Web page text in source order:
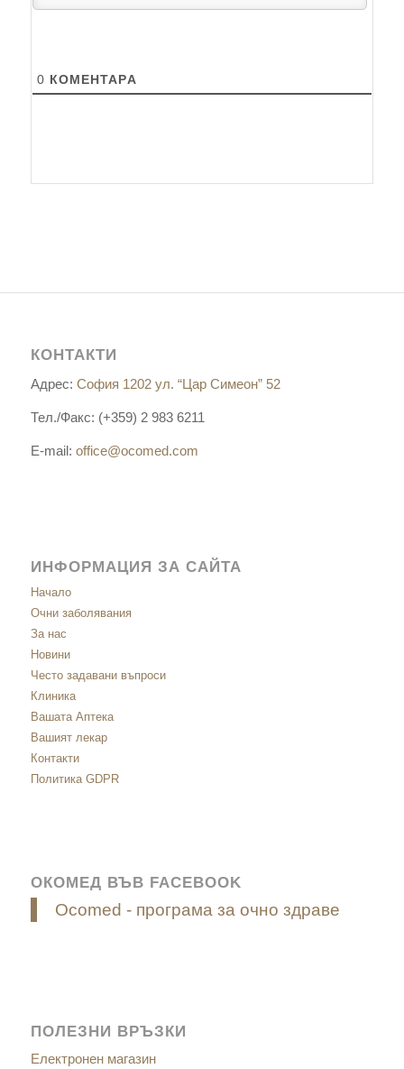
0 КОМЕНТАРA
КОНТАКТИ
Адрес: София 1202 ул. “Цар Симеон” 52
Тел./Факс: (+359) 2 983 6211
E-mail: office@ocomed.com
ИНФОРМАЦИЯ ЗА САЙТА
Начало
Очни заболявания
За нас
Новини
Често задавани въпроси
Клиника
Вашата Аптека
Вашият лекар
Контакти
Политика GDPR
ОКОМЕД ВЪВ FACEBOOK
Ocomed - програма за очно здраве
ПОЛЕЗНИ ВРЪЗКИ
Електронен магазин